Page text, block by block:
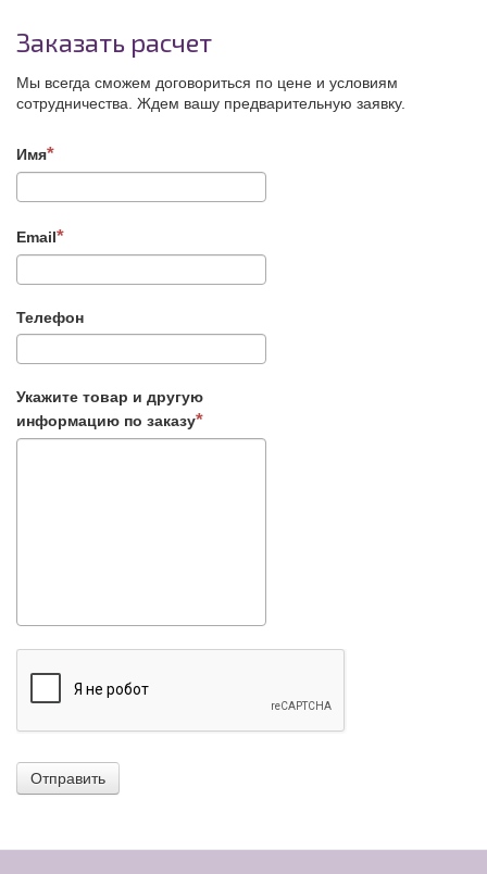
Заказать расчет
Мы всегда сможем договориться по цене и условиям
сотрудничества. Ждем вашу предварительную заявку.
Имя
Email
Телефон
Укажите товар и другую
информацию по заказу
Отправить